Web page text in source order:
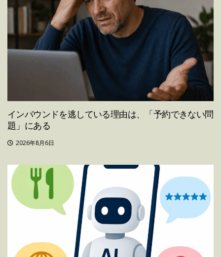
インバウンドを逃している理由は、「予約できない問
題」にある
2026年8月6日